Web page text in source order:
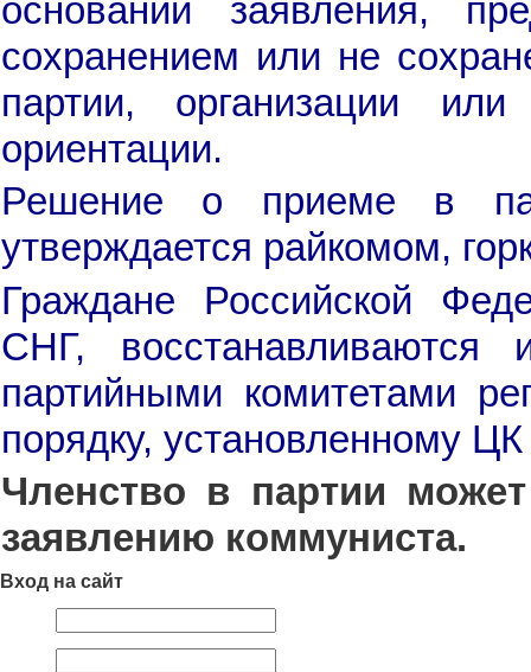
основании заявления,
сохранением или не
партии, организации или
ориентации.
Решение о приеме в
утверждается райкомом,
Граждане Российской
СНГ,
партийными комитетами
порядку, установленному
Членство в партии
заявлению коммуниста.
Вход на сайт